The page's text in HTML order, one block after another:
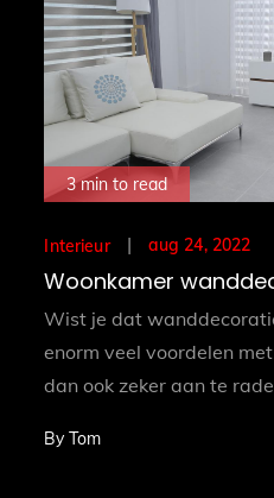
3 min to read
Interieur
Posted
on
aug 24, 2022
Woonkamer
Wist je dat
enorm veel voordelen
dan ook zeker aan te
ByTom